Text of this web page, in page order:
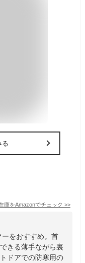
る
庫をAmazonでチェック >>
をおすすめ。首
きる薄手ながら裏
ドアでの防寒用の